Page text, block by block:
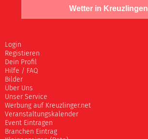
Wetter in Kreuzlingen
Login
Registieren
Dein Profil
Hilfe / FAQ
Bilder
Über Uns
Unser Service
Werbung auf Kreuzlinger.net
Veranstaltungskalender
Event Eintragen
Branchen Eintrag